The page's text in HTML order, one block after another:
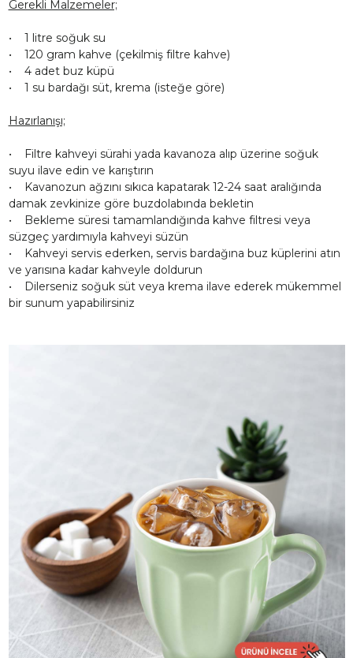
Gerekli Malzemeler;
• 1 litre soğuk su
• 120 gram kahve (çekilmiş filtre kahve)
• 4 adet buz küpü
• 1 su bardağı süt, krema (isteğe göre)
Hazırlanışı;
• Filtre kahveyi sürahi yada kavanoza alıp üzerine soğuk
suyu ilave edin ve karıştırın
• Kavanozun ağzını sıkıca kapatarak 12-24 saat aralığında
damak zevkinize göre buzdolabında bekletin
• Bekleme süresi tamamlandığında kahve filtresi veya
süzgeç yardımıyla kahveyi süzün
• Kahveyi servis ederken, servis bardağına buz küplerini atın
ve yarısına kadar kahveyle doldurun
• Dilerseniz soğuk süt veya krema ilave ederek mükemmel
bir sunum yapabilirsiniz